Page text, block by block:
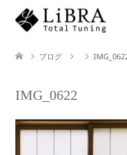
ブログ
IMG_0622